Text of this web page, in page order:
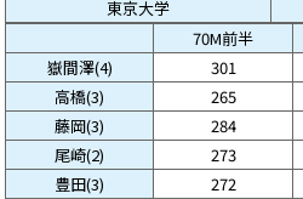
東京大学
70M前半
嶽間澤(4)
301
高橋(3)
265
藤岡(3)
284
尾崎(2)
273
豊田(3)
272